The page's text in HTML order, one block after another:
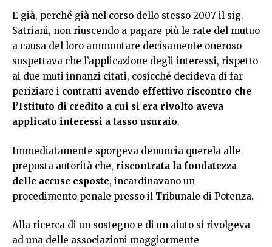
E già, perché già nel corso dello stesso 2007 il sig.
Satriani, non riuscendo a pagare più le rate del mutuo
a causa del loro ammontare decisamente oneroso
sospettava che l’applicazione degli interessi, rispetto
ai due muti innanzi citati, cosicché decideva di far
periziare i contratti avendo effettivo riscontro che
l’Istituto di credito a cui si era rivolto aveva
applicato interessi a tasso usuraio.
Immediatamente sporgeva denuncia querela alle
preposta autorità che, riscontrata la fondatezza
delle accuse esposte, incardinavano un
procedimento penale presso il Tribunale di Potenza.
Alla ricerca di un sostegno e di un aiuto si rivolgeva
ad una delle associazioni maggiormente